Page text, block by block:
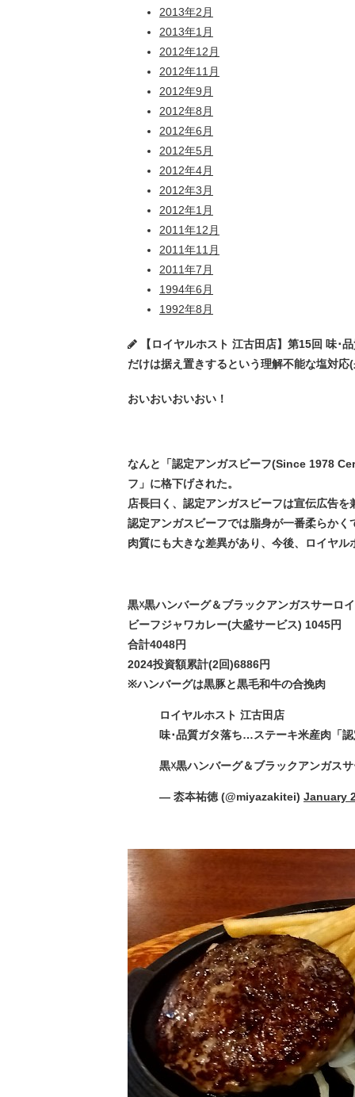
2013年2月
2013年1月
2012年12月
2012年11月
2012年9月
2012年8月
2012年6月
2012年5月
2012年4月
2012年3月
2012年1月
2011年12月
2011年11月
2011年7月
1994年6月
1992年8月
【ロイヤルホスト 江古田店】第15回 味･
だけは据え置きするという理解不能な塩対
おいおいおいおい！
なんと「認定アンガスビーフ(Since 1978
フ」に格下げされた。
店長曰く、認定アンガスビーフは宣伝広告
認定アンガスビーフでは脂身が一番柔らか
肉質にも大きな差異があり、今後、ロイヤ
黒☓黒ハンバーグ＆ブラックアンガスサーロ
ビーフジャワカレー(大盛サービス) 1045円
合計4048円
2024投資額累計(2回)6886円
※ハンバーグは黒豚と黒毛和牛の合挽肉
ロイヤルホスト 江古田店
味･品質ガタ落ち…ステーキ米産肉「
黒☓黒ハンバーグ＆ブラックアンガス
— 枩夲祐徳 (@miyazakitei) January